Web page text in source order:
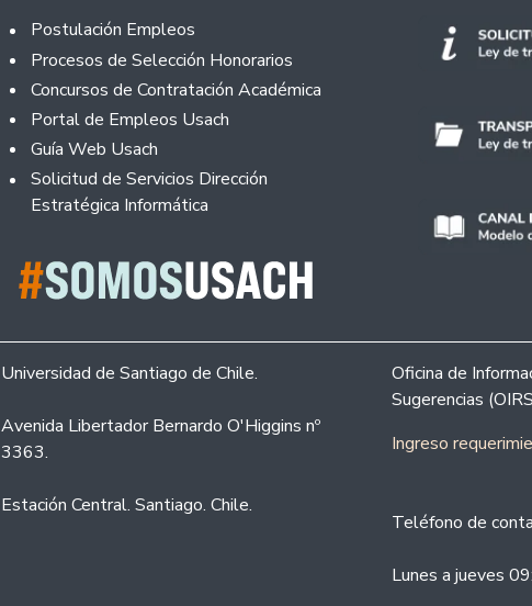
Footer
Postulación Empleos
Procesos de Selección Honorarios
Concursos de Contratación Académica
Portal de Empleos Usach
Guía Web Usach
Solicitud de Servicios Dirección
Estratégica Informática
Universidad de Santiago de Chile.
Avenida Libertador Bernardo O'Higgins nº
3363.
Estación Central. Santiago. Chile.
Oficina de
Sugerencias
Ingreso
Teléfono de
Lunes a jueves